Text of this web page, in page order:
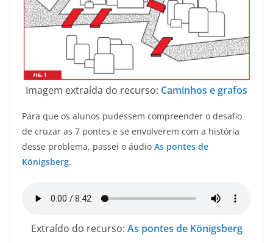
Imagem extraída do recurso: Caminhos e grafos
Para que os alunos pudessem compreender o desafio
de cruzar as 7 pontes e se envolverem com a história
desse problema, passei o áudio As pontes de
Königsberg.
Extraído do recurso: As pontes de Königsberg